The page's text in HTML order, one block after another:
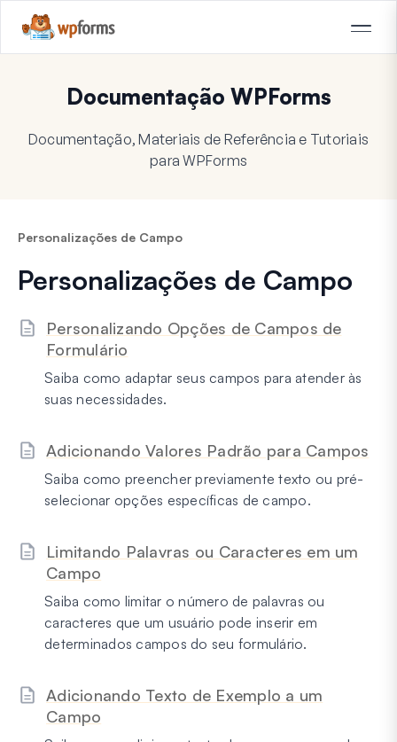
Documentação WPForms
Documentação, Materiais de Referência e Tutoriais
para WPForms
Personalizações de Campo
Personalizações de Campo
Personalizando Opções de Campos de
Formulário
Saiba como adaptar seus campos para atender às
suas necessidades.
Adicionando Valores Padrão para Campos
Saiba como preencher previamente texto ou pré-
selecionar opções específicas de campo.
Limitando Palavras ou Caracteres em um
Campo
Saiba como limitar o número de palavras ou
caracteres que um usuário pode inserir em
determinados campos do seu formulário.
Adicionando Texto de Exemplo a um
Campo